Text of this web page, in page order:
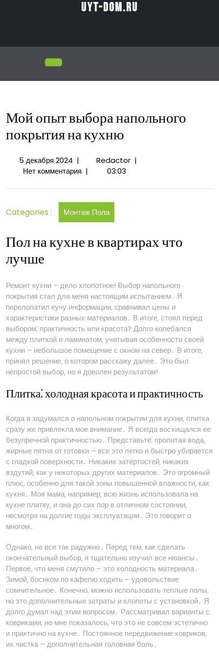
uyt-dom.ru
Мой опыт выбора напольного
покрытия на кухню
5 декабря 20245
декабря
| RedactorМой
напольного
|
Нет комментария | 03:03
Categories : Монтаж Пола
Пол на кухне в квартирах что
лучше
Ремонт кухни – дело хлопотное! Выбор напольного
покрытия стал для меня настоящим испытанием․ Я
перелопатил кучу информации‚ сравнивал цены и
характеристики разных материалов․ В итоге‚ стоял перед
выбором⁚ практичность или красота? Долго колебался
между плиткой и ламинатом‚ учитывая особенности своей
кухни – небольшое помещение с окном на север․ В итоге‚
принял решение‚ о котором расскажу далее․ Это был
непростой выбор‚ но я доволен результатом!
Плитка⁚ холодная красота и практичность
Когда я задумался о напольном покрытии для кухни‚ плитка
сразу же привлекла мое внимание․ Я всегда восхищался ее
безупречной практичностью․ Представьте⁚ пролитая вода‚
жирные пятна от готовки – все это легко и быстро убирается
с гладкой поверхности․ Никаких затёртостей‚ никаких
вздутий‚ как у некоторых других материалов․ Это огромный
плюс‚ особенно для такой зоны повышенной влажности‚ как
кухня․ Моя мама‚ например‚ всю жизнь использовала на
кухне плитку‚ и она до сих пор в отличном состоянии‚
несмотря на долгие годы эксплуатации․ Это говорит о
многом․
Однако‚ не все так радужно․ Перед тем‚ как сделать
окончательный выбор‚ я тщательно изучил все нюансы․
Первое‚ что меня смутило – это холодность материала․
Зимой‚ босиком по кафелю ходить – удовольствие
сомнительное․ Конечно‚ можно использовать теплые полы‚
но это дополнительные затраты и хлопоты с установкой․ Я
долго думал над этим вопросом․ Рассматривал варианты с
ковриками‚ но мне показалось‚ что это не совсем эстетично
и практично на кухне․ Постоянное передвижение ковриков‚
их чистка – дополнительная головная боль․